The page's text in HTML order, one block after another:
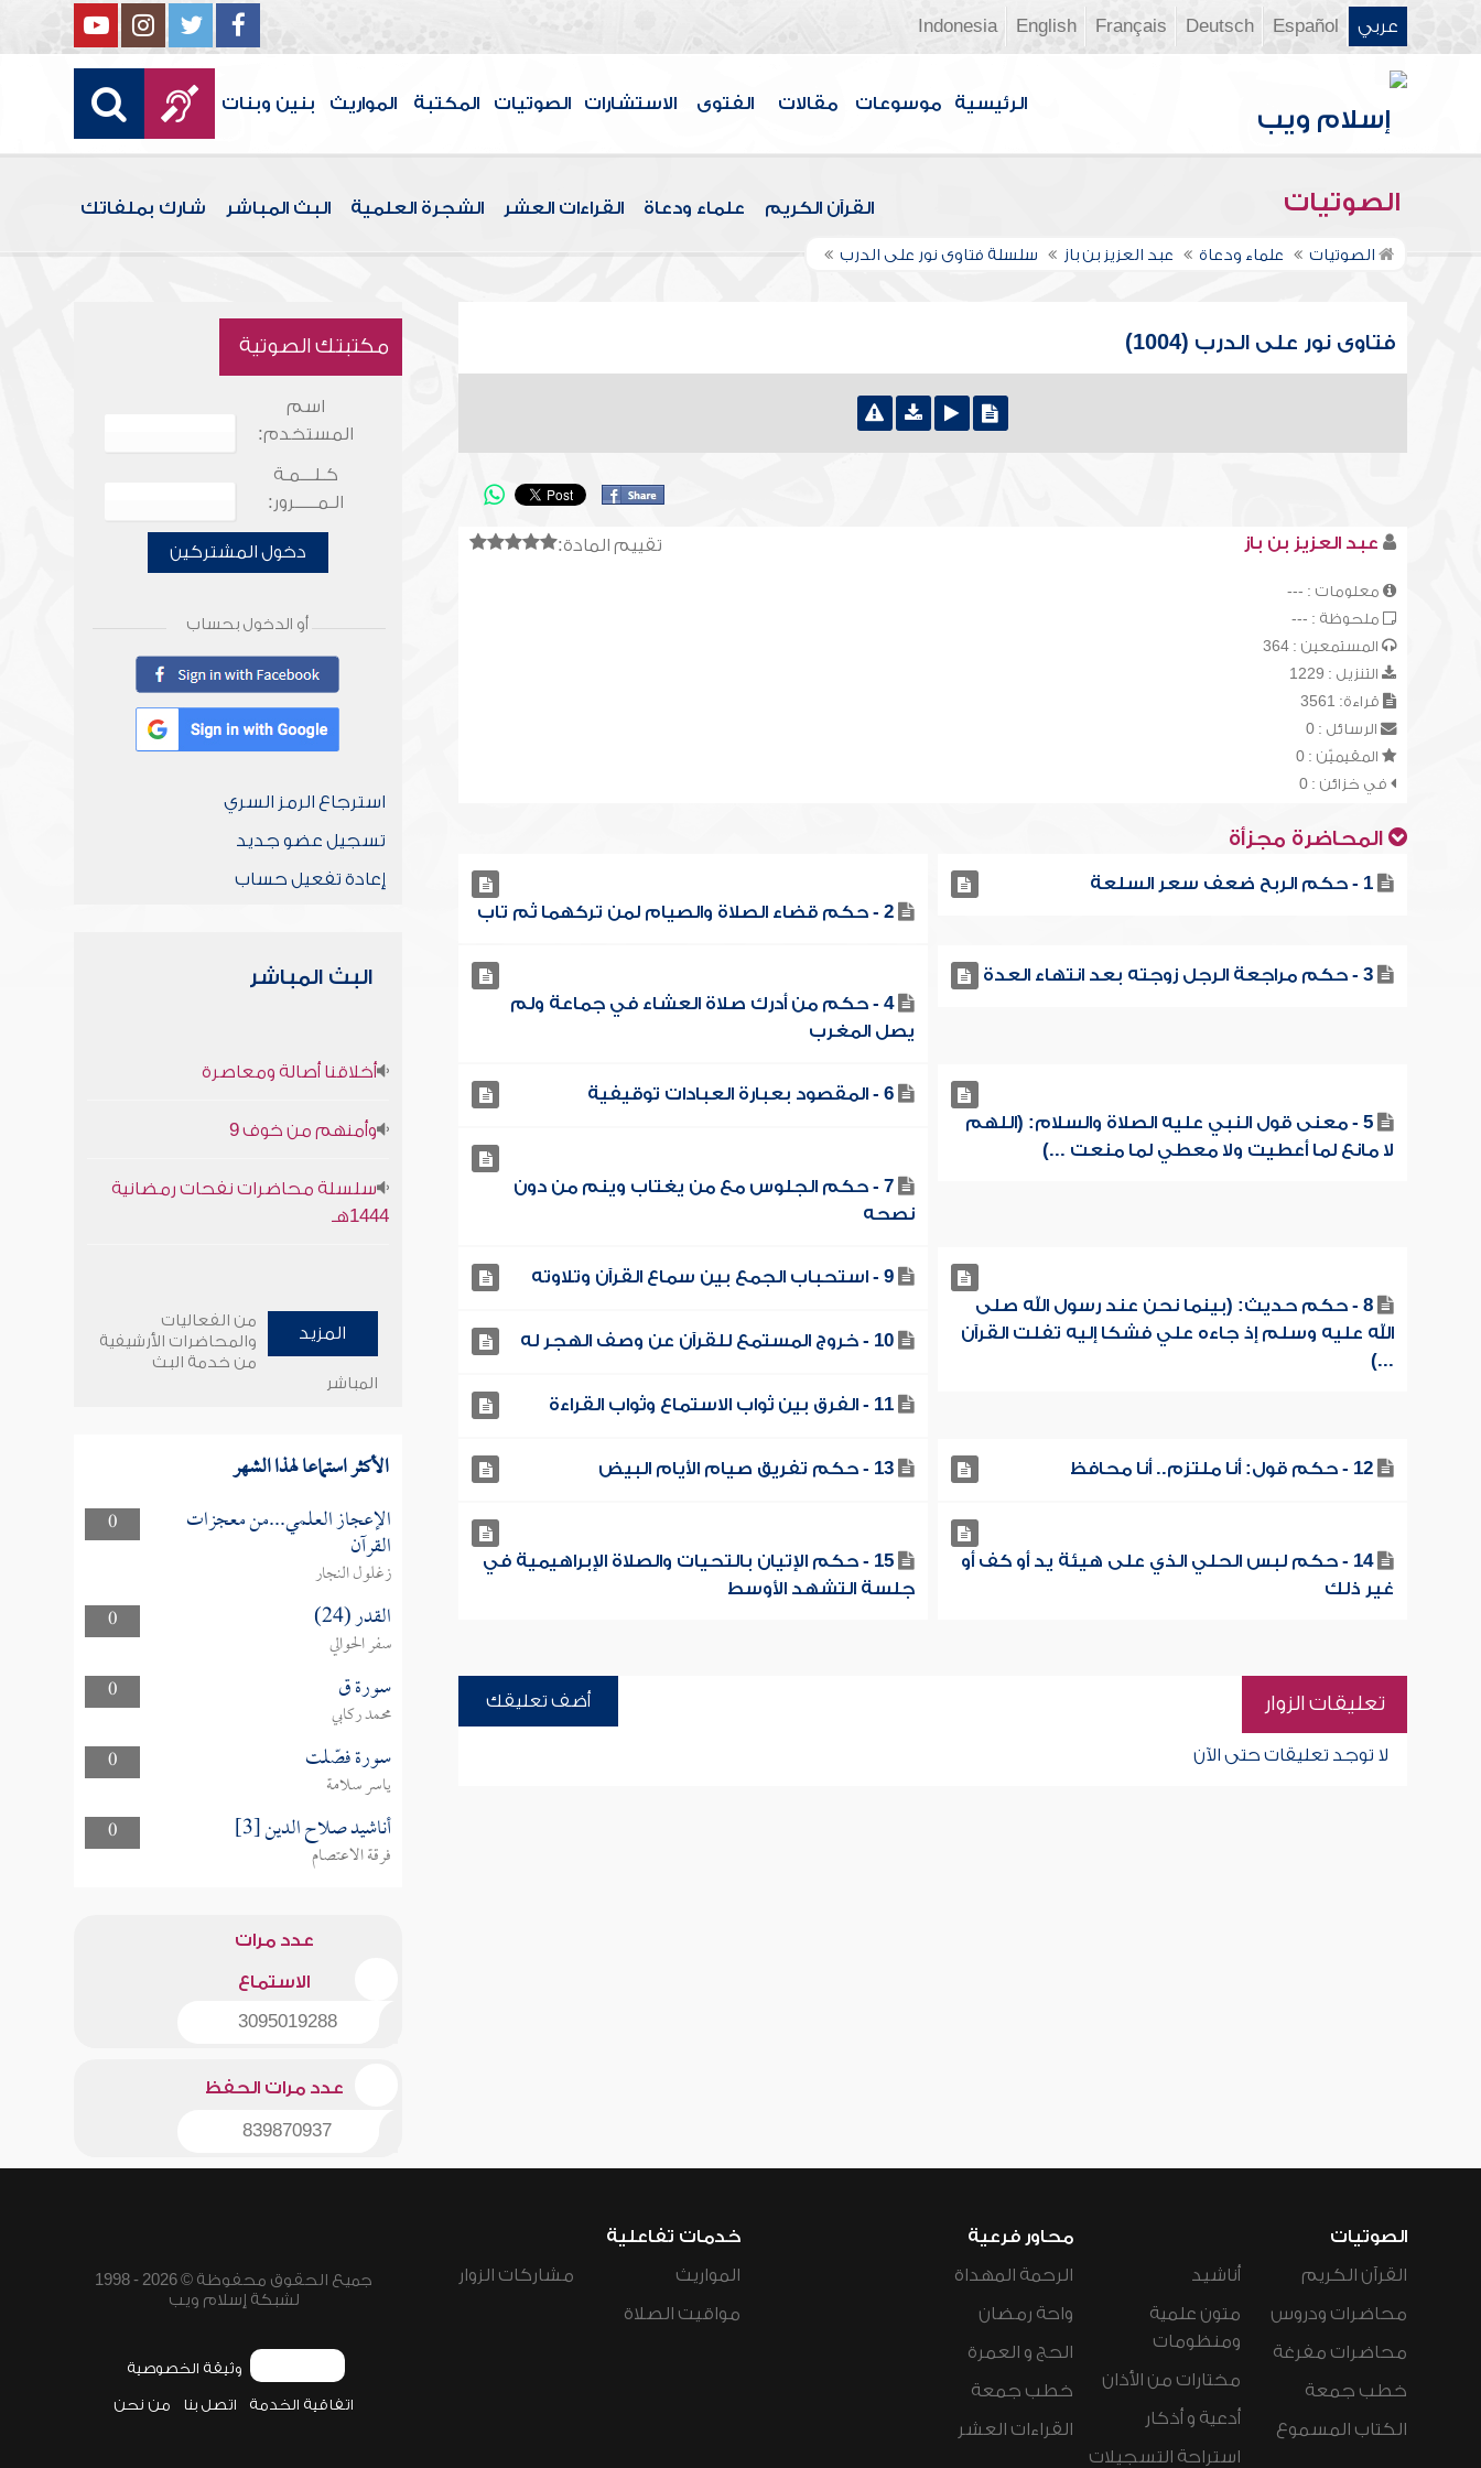
عربي Español
Deutsch
Français
English
Indonesia
الرئيسية موسوعات مقالات الفتوى الاستشارات الصوتيات المكتبة المواريث بنين وبنات
الصوتيات القرآن الكريم علماء ودعاة القراءات العشر الشجرة العلمية البث المباشر شارك بملفاتك
الصوتيات علماء ودعاة عبد العزيز بن باز سلسلة فتاوى نور على الدرب
فتاوى نور على الدرب (1004)
تقييم المادة: عبد العزيز بن باز
معلومات : ---
ملحوظة : ---
المستمعين : 364
التنزيل : 1229
قراءة: 3561
الرسائل : 0
المقيميّن : 0
في خزائن : 0
المحاضرة مجزأة
1 - حكم الربح ضعف سعر السلعة
2 - حكم قضاء الصلاة والصيام لمن تركهما ثم تاب
3 - حكم مراجعة الرجل زوجته بعد انتهاء العدة
4 - حكم من أدرك صلاة العشاء في جماعة ولم
يصل المغرب
5 - معنى قول النبي عليه الصلاة والسلام: (اللهم
لا مانع لما أعطيت ولا معطي لما منعت ...)
6 - المقصود بعبارة العبادات توقيفية
7 - حكم الجلوس مع من يغتاب وينم من دون
نصحه
8 - حكم حديث: (بينما نحن عند رسول الله صلى
الله عليه وسلم إذ جاءه علي فشكا إليه تفلت القرآن
...)
9 - استحباب الجمع بين سماع القرآن وتلاوته
10 - خروج المستمع للقرآن عن وصف الهجر له
11 - الفرق بين ثواب الاستماع وثواب القراءة
12 - حكم قول: أنا ملتزم.. أنا محافظ 13 - حكم تفريق صيام الأيام البيض
14 - حكم لبس الحلي الذي على هيئة يد أو كف أو
غير ذلك
15 - حكم الإتيان بالتحيات والصلاة الإبراهيمية في
جلسة التشهد الأوسط
تعليقات الزوار أضف تعليقك
لا توجد تعليقات حتى الآن
مكتبتك الصوتية
اسم
المستخدم:
كـلـــمـة
الـمـــــرور:
دخول المشتركين
أو الدخول بحساب
استرجاع الرمز السري
تسجيل عضو جديد
إعادة تفعيل حساب
البث المباشر
أخلاقنا أصالة ومعاصرة
وأمنهم من خوف 9
سلسلة محاضرات نفحات رمضانية
1444هـ
المزيد
من الفعاليات
والمحاضرات الأرشيفية
من خدمة البث
المباشر
الأكثر استماعا لهذا الشهر
0 الإعجاز العلمي...من معجزات
القرآن
زغلول النجار
0
القدر (24)
سفر الحوالي
0
سورة ق
محمد ركابي
0
سورة فصّلت
ياسر سلامة
0
أناشيد صلاح الدين [3]
فرقة الاعتصام
عدد مرات
الاستماع
3095019288
عدد مرات الحفظ
839870937
الصوتيات
القرآن الكريم
محاضرات ودروس
محاضرات مفرغة
خطب جمعة
الكتاب المسموع
أناشيد
متون علمية
ومنظومات
مختارات من الأذان
أدعية و أذكار
استراحة التسجيلات
محاور فرعية
الرحمة المهداة
واحة رمضان
الحج و العمرة
خطب جمعة
القراءات العشر
خدمات تفاعلية
المواريث
مواقيت الصلاة
مشاركات الزوار
جميع الحقوق محفوظة © 2026 - 1998
لشبكة إسلام ويب
وثيقة الخصوصية
اتفاقية الخدمة اتصل بنا من نحن